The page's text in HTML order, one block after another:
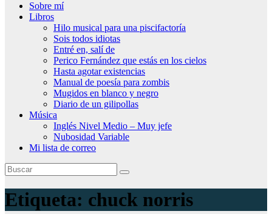
Sobre mí
Libros
Hilo musical para una piscifactoría
Sois todos idiotas
Entré en, salí de
Perico Fernández que estás en los cielos
Hasta agotar existencias
Manual de poesía para zombis
Mugidos en blanco y negro
Diario de un gilipollas
Música
Inglés Nivel Medio – Muy jefe
Nubosidad Variable
Mi lista de correo
Etiqueta: chuck norris